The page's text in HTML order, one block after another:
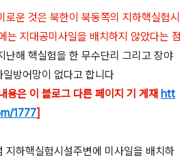
로운 것은 북한이 북동쪽의 지하핵실험시
는 지대공미사일을 배치하지 않았다는 점
난해 핵실험을 한 무수단리 그리고 장야
방어망이 없다고 합니다
용은 이 블로그 다른 페이지 기 게재 htt
1777]
지하핵실험시설주변에 미사일을 배치하